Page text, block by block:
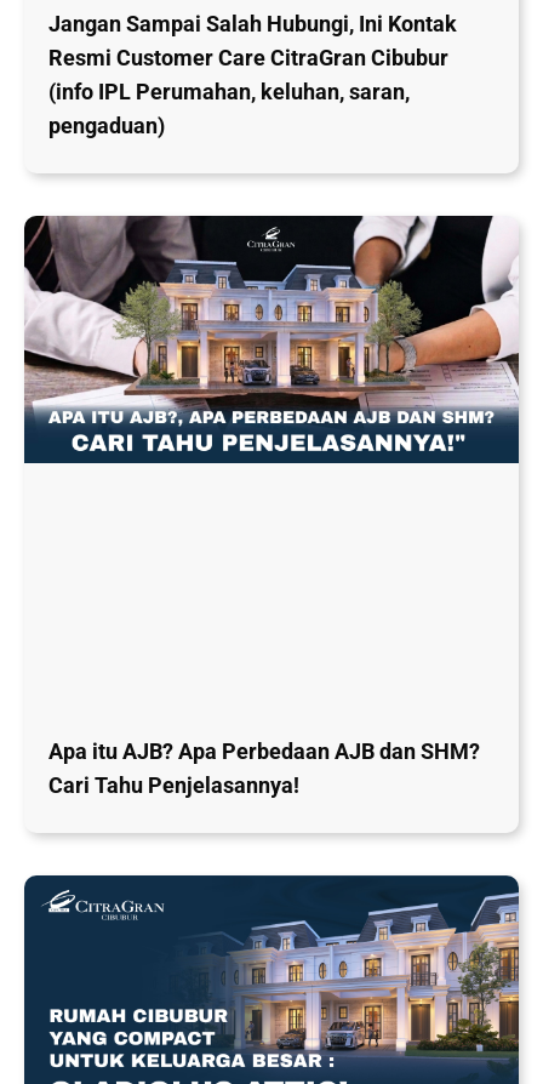
Jangan Sampai Salah Hubungi, Ini Kontak
Resmi Customer Care CitraGran Cibubur
(info IPL Perumahan, keluhan, saran,
pengaduan)
Apa itu AJB? Apa Perbedaan AJB dan SHM?
Cari Tahu Penjelasannya!